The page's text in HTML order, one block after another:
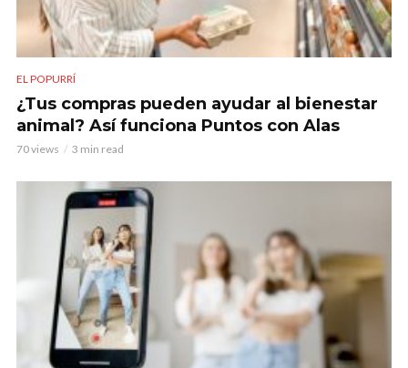
EL POPURRÍ
¿Tus compras pueden ayudar al bienestar
animal? Así funciona Puntos con Alas
70 views 3 min read